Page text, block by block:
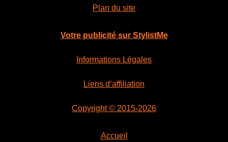
Plan du site
Votre publicité sur StylistMe
Informations Légales
Liens d’affiliation
Copyright © 2015-2026
Accueil